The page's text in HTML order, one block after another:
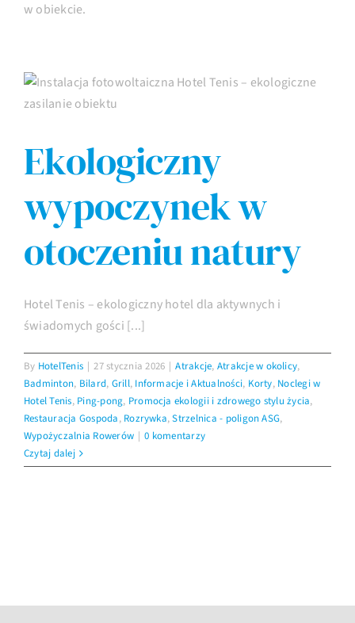
Galeria
Kontakt
w obiekcie.
Ekologiczny
wypoczynek w
otoczeniu natury
Hotel Tenis – ekologiczny hotel dla aktywnych i
świadomych gości [...]
By HotelTenis | 27 stycznia 2026 | Atrakcje, Atrakcje w okolicy,
Badminton, Bilard, Grill, Informacje i Aktualności, Korty, Noclegi w
Hotel Tenis, Ping-pong, Promocja ekologii i zdrowego stylu życia,
Restauracja Gospoda, Rozrywka,Strzelnica - poligon ASG,
Wypożyczalnia Rowerów | 0 komentarzy
Czytaj dalej